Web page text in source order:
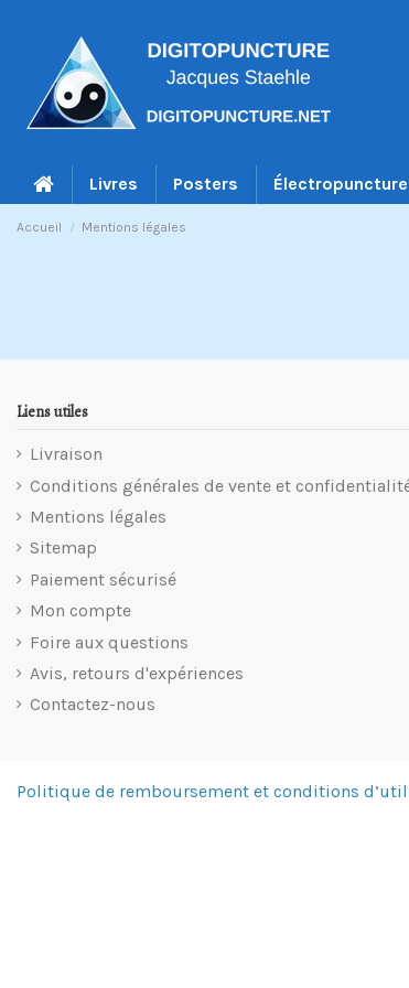
Livres Posters Électropuncture
Accueil Mentions légales
Liens utiles
Livraison
Conditions générales de vente et
Mentions légales
Sitemap
Paiement sécurisé
Mon compte
Foire aux questions
Avis, retours d'expériences
Contactez-nous
Politique de remboursement et conditions